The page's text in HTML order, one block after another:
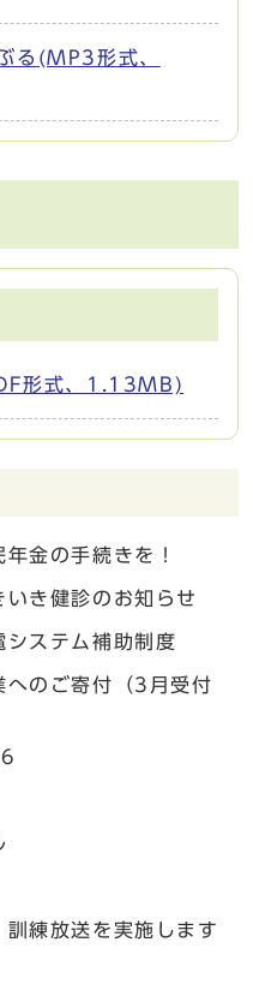
る(MP3形式、
形式、1.13MB)
金の手続きを！
き健診のお知らせ
システム補助制度
へのご寄付（3月受付
練放送を実施します